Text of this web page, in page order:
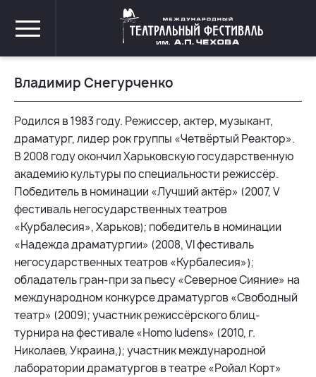
Владимир Снегурченко
Родился в 1983 году. Режиссер, актер, музыкант,
драматург, лидер рок группы «Четвёртый Реактор».
В 2008 году окончил Харьковскую государственную
академию культуры по специальности режиссёр.
Победитель в номинации «Лучший актёр» (2007, V
фестиваль негосударственных театров
«Курбалесия», Харьков); победитель в номинации
«Надежда драматургии» (2008, VI фестиваль
негосударственных театров «Курбалесия»);
обладатель гран-при за пьесу «Северное Сияние» на
международном конкурсе драматургов «Свободный
театр» (2009); участник режиссёрского блиц-
турнира на фестивале «Homo ludens» (2010, г.
Николаев, Украина,); участник международной
лаборатории драматургов в театре «Ройал Корт»